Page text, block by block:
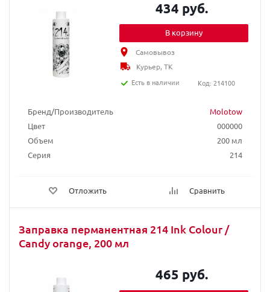
Бренд/Производитель
Molotow
Цвет
000000
Объем
200 мл
Серия
214
Отложить Сравнить
434 руб.
В корзину
Самовывоз
Курьер, ТК
Есть в наличии
Код: 214100
Заправка перманентная 214 Ink Colour /
Candy orange, 200 мл
465 руб.